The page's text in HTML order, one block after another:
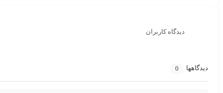
دیدگاه کاربران
دیدگاهها 0